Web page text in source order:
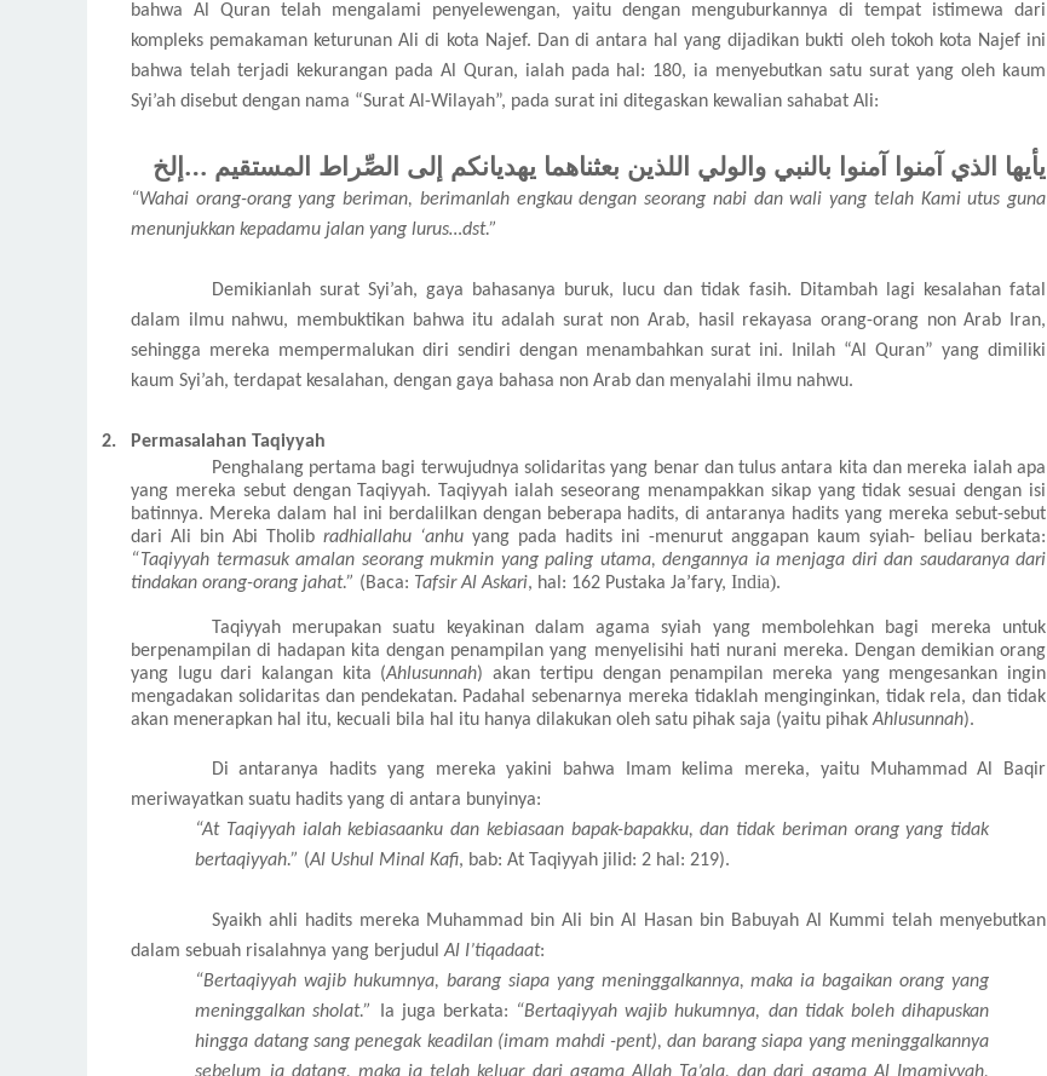
bahwa Al Quran telah mengalami penyelewengan, yaitu dengan menguburkannya di tempat istimewa dari
kompleks pemakaman keturunan Ali di kota Najef. Dan di antara hal yang dijadikan bukti oleh tokoh kota Najef ini
bahwa telah terjadi kekurangan pada Al Quran, ialah pada hal: 180, ia menyebutkan satu surat yang oleh kaum
Syi’ah disebut dengan nama “Surat Al-Wilayah”, pada surat ini ditegaskan kewalian sahabat Ali:
يأيها الذي آمنوا آمنوا بالنبي والولي اللذين بعثناهما يهديانكم إلى الصِّراط المستقيم …إلخ
“Wahai orang-orang yang beriman, berimanlah engkau dengan seorang nabi dan wali yang telah Kami utus guna
menunjukkan kepadamu jalan yang lurus…dst.”
Demikianlah surat Syi’ah, gaya bahasanya buruk, lucu dan tidak fasih. Ditambah lagi kesalahan fatal
dalam ilmu nahwu, membuktikan bahwa itu adalah surat non Arab, hasil rekayasa orang-orang non Arab Iran,
sehingga mereka mempermalukan diri sendiri dengan menambahkan surat ini. Inilah “Al Quran” yang dimiliki
kaum Syi’ah, terdapat kesalahan, dengan gaya bahasa non Arab dan menyalahi ilmu nahwu.
2.
Permasalahan Taqiyyah
Penghalang pertama bagi terwujudnya solidaritas yang benar dan tulus antara kita dan mereka ialah apa
yang mereka sebut dengan Taqiyyah.
Taqiyyah ialah seseorang menampakkan sikap yang tidak sesuai dengan isi
batinnya. Mereka dalam hal ini berdalilkan dengan beberapa hadits, di antaranya hadits yang mereka sebut-sebut
dari Ali bin Abi Tholib radhiallahu ‘anhu yang pada hadits ini -menurut anggapan kaum syiah- beliau berkata:
“Taqiyyah termasuk amalan seorang mukmin yang paling utama, dengannya ia menjaga diri dan saudaranya dari
tindakan orang-orang jahat.” (Baca: Tafsir Al Askari, hal: 162 Pustaka Ja’fary, India).
Taqiyyah merupakan suatu keyakinan dalam agama syiah yang membolehkan bagi mereka untuk
berpenampilan di hadapan kita dengan penampilan yang menyelisihi hati nurani mereka. Dengan demikian orang
yang lugu dari kalangan kita (Ahlusunnah) akan tertipu dengan penampilan mereka yang mengesankan ingin
mengadakan solidaritas dan pendekatan. Padahal sebenarnya mereka tidaklah menginginkan, tidak rela, dan tidak
akan menerapkan hal itu, kecuali bila hal itu hanya dilakukan oleh satu pihak saja (yaitu pihakAhlusunnah).
Di antaranya hadits yang mereka yakini bahwa Imam kelima mereka, yaitu Muhammad Al Baqir
meriwayatkan suatu hadits yang di antara bunyinya:
“At Taqiyyah ialah kebiasaanku dan kebiasaan bapak-bapakku, dan tidak beriman orang yang tidak
bertaqiyyah.” (Al Ushul Minal Kafi, bab: At Taqiyyah jilid: 2 hal: 219).
Syaikh ahli hadits mereka Muhammad bin Ali bin Al Hasan bin Babuyah Al Kummi telah menyebutkan
dalam sebuah risalahnya yang berjudulAl I’tiqadaat:
“Bertaqiyyah wajib hukumnya, barang siapa yang meninggalkannya, maka ia bagaikan orang yang
meninggalkan sholat.”
Ia juga berkata: “Bertaqiyyah wajib hukumnya, dan tidak boleh dihapuskan
hingga datang sang penegak keadilan (imam mahdi -pent), dan barang siapa yang meninggalkannya